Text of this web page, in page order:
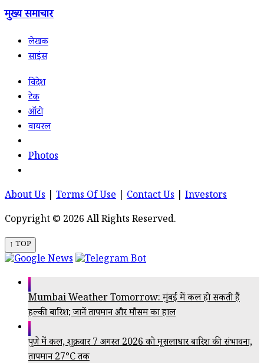
मुख्य समाचार
लेखक
साइंस
विदेश
टेक
ऑटो
वायरल
Photos
About Us Terms Of Use Contact Us
Investors
Copyright © 2026 All Rights Reserved.
↑ TOP
Mumbai Weather Tomorrow: मुंबई में कल हो सकती हैं
हल्की बारिश; जानें तापमान और मौसम का हाल
पुणे में कल, शुक्रवार 7 अगस्त 2026 को मूसलाधार बारिश की संभावना,
तापमान 27°C तक